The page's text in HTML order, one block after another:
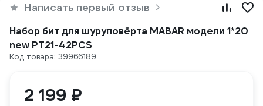
Написать первый отзыв
Набор бит для шуруповёрта MABAR модели 1*20
new PT21-42PCS
Код товара: 39966189
2 199 ₽